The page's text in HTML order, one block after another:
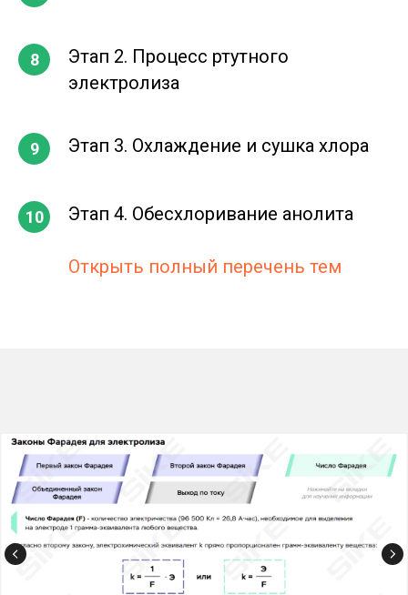
Этап 2. Процесс ртутного
электролиза
Этап 3. Охлаждение и сушка хлора
Этап 4. Обесхлоривание анолита
Открыть полный перечень тем